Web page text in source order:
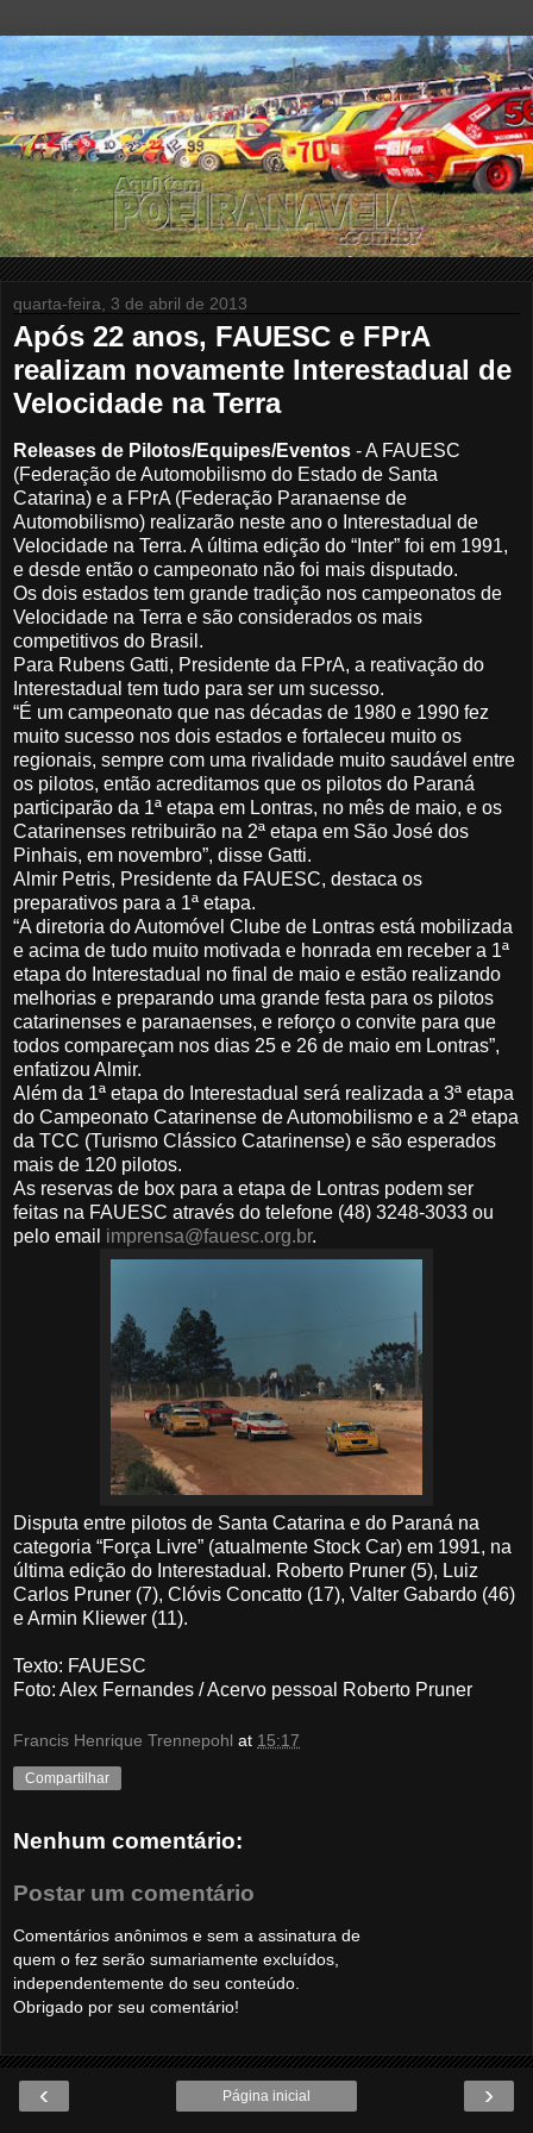
quarta-feira, 3 de abril de 2013
Após 22 anos, FAUESC e FPrA
realizam novamente Interestadual de
Velocidade na Terra
Releases de Pilotos/Equipes/Eventos - A FAUESC
(Federação de Automobilismo do Estado de Santa
Catarina) e a FPrA (Federação Paranaense de
Automobilismo) realizarão neste ano o Interestadual de
Velocidade na Terra. A última edição do “Inter” foi em 1991,
e desde então o campeonato não foi mais disputado.
Os dois estados tem grande tradição nos campeonatos de
Velocidade na Terra e são considerados os mais
competitivos do Brasil.
Para Rubens Gatti, Presidente da FPrA, a reativação do
Interestadual tem tudo para ser um sucesso.
“É um campeonato que nas décadas de 1980 e 1990 fez
muito sucesso nos dois estados e fortaleceu muito os
regionais, sempre com uma rivalidade muito saudável entre
os pilotos, então acreditamos que os pilotos do Paraná
participarão da 1ª etapa em Lontras, no mês de maio, e os
Catarinenses retribuirão na 2ª etapa em São José dos
Pinhais, em novembro”, disse Gatti.
Almir Petris, Presidente da FAUESC, destaca os
preparativos para a 1ª etapa.
“A diretoria do Automóvel Clube de Lontras está mobilizada
e acima de tudo muito motivada e honrada em receber a 1ª
etapa do Interestadual no final de maio e estão realizando
melhorias e preparando uma grande festa para os pilotos
catarinenses e paranaenses, e reforço o convite para que
todos compareçam nos dias 25 e 26 de maio em Lontras”,
enfatizou Almir.
Além da 1ª etapa do Interestadual será realizada a 3ª etapa
do Campeonato Catarinense de Automobilismo e a 2ª etapa
da TCC (Turismo Clássico Catarinense) e são esperados
mais de 120 pilotos.
As reservas de box para a etapa de Lontras podem ser
feitas na FAUESC através do telefone (48) 3248-3033 ou
pelo email imprensa@fauesc.org.br.
Disputa entre pilotos de Santa Catarina e do Paraná na
categoria “Força Livre” (atualmente Stock Car) em 1991, na
última edição do Interestadual. Roberto Pruner (5), Luiz
Carlos Pruner (7), Clóvis Concatto (17), Valter Gabardo (46)
e Armin Kliewer (11).
Texto: FAUESC
Foto: Alex Fernandes / Acervo pessoal Roberto Pruner
Francis Henrique Trennepohl at 15:17
Compartilhar
Nenhum comentário:
Postar um comentário
Comentários anônimos e sem a assinatura de
quem o fez serão sumariamente excluídos,
independentemente do seu conteúdo.
Obrigado por seu comentário!
‹ ›
Página inicial